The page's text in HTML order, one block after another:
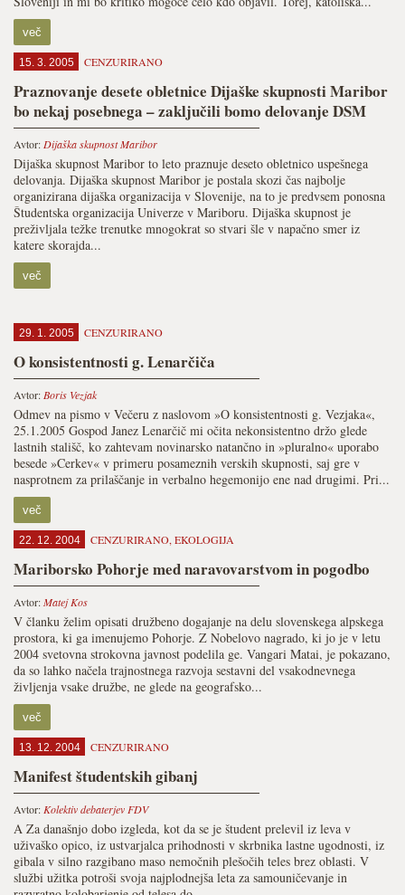
več
15. 3. 2005 CENZURIRANO
Praznovanje desete obletnice Dijaške skupnosti Maribor
bo nekaj posebnega – zaključili bomo delovanje DSM
Avtor: Dijaška skupnost Maribor
Dijaška skupnost Maribor to leto praznuje deseto obletnico uspešnega
delovanja. Dijaška skupnost Maribor je postala skozi čas najbolje
organizirana dijaška organizacija v Slovenije, na to je predvsem ponosna
Študentska organizacija Univerze v Mariboru. Dijaška skupnost je
preživljala težke trenutke mnogokrat so stvari šle v napačno smer iz
katere skorajda...
več
29. 1. 2005 CENZURIRANO
O konsistentnosti g. Lenarčiča
Avtor: Boris Vezjak
Odmev na pismo v Večeru z naslovom »O konsistentnosti g. Vezjaka«,
25.1.2005 Gospod Janez Lenarčič mi očita nekonsistentno držo glede
lastnih stališč, ko zahtevam novinarsko natančno in »pluralno« uporabo
besede »Cerkev« v primeru posameznih verskih skupnosti, saj gre v
nasprotnem za prilaščanje in verbalno hegemonijo ene nad drugimi. Pri...
več
22. 12. 2004 CENZURIRANO, EKOLOGIJA
Mariborsko Pohorje med naravovarstvom in pogodbo
Avtor:Matej Kos
V članku želim opisati družbeno dogajanje na delu slovenskega alpskega
prostora, ki ga imenujemo Pohorje. Z Nobelovo nagrado, ki jo je v letu
2004 svetovna strokovna javnost podelila ge. Vangari Matai, je pokazano,
da so lahko načela trajnostnega razvoja sestavni del vsakodnevnega
življenja vsake družbe, ne glede na geografsko...
več
13. 12. 2004 CENZURIRANO
Manifest študentskih gibanj
Avtor: Kolektiv debaterjev FDV
A Za današnjo dobo izgleda, kot da se je študent prelevil iz leva v
uživaško opico, iz ustvarjalca prihodnosti v skrbnika lastne ugodnosti, iz
gibala v silno razgibano maso nemočnih plešočih teles brez oblasti. V
službi užitka potroši svoja najplodnejša leta za samouničevanje in